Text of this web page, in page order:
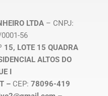
LTDA– CNPJ:
56
15, LOTE 15 QUADRA
ALTOS DO
I
– CEP: 78096-419